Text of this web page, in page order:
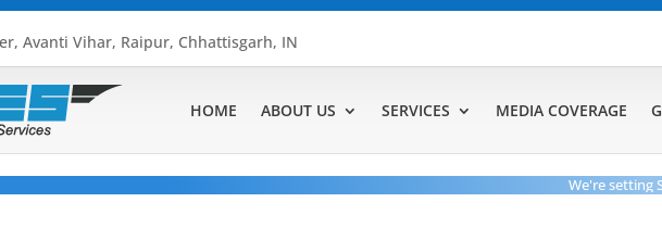
Avanti Vihar, Raipur, Chhattisgarh, IN
HOME ABOUT US SERVICES MEDIA COVERAGE
We're setting